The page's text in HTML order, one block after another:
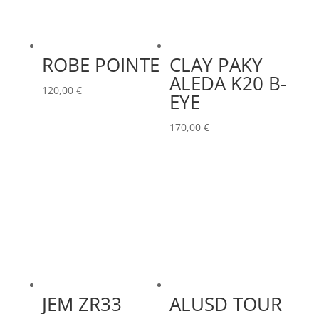
ROBE POINTE
120,00 €
CLAY PAKY
ALEDA K20 B-
EYE
170,00 €
JEM ZR33 ALUSD TOUR